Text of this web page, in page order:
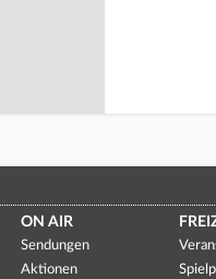
ON AIR
Sendungen
Aktionen